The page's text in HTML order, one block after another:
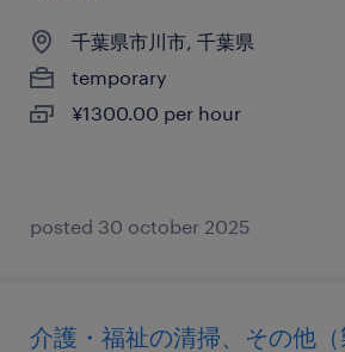
千葉県市川市, 千葉県
temporary
¥1300.00 per hour
posted 30 october 2025
介護・福祉の清掃、その他